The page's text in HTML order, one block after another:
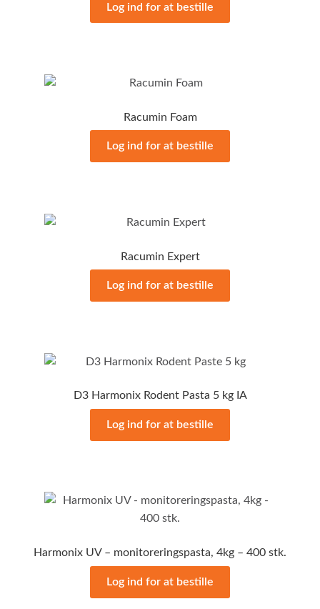
Log ind for at bestille
Racumin Foam
Log ind for at bestille
Racumin Expert
Log ind for at bestille
D3 Harmonix Rodent Pasta 5 kg IA
Log ind for at bestille
Harmonix UV – monitoreringspasta, 4kg – 400 stk.
Log ind for at bestille